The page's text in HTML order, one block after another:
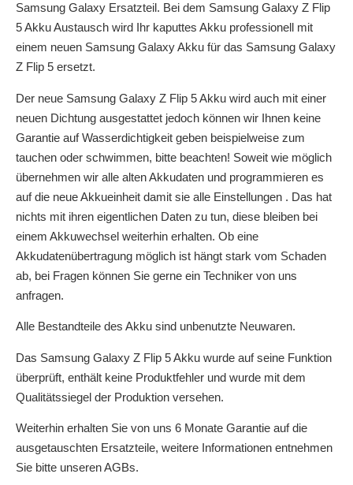
Samsung Galaxy Ersatzteil. Bei dem Samsung Galaxy Z Flip
5 Akku Austausch wird Ihr kaputtes Akku professionell mit
einem neuen Samsung Galaxy Akku für das Samsung Galaxy
Z Flip 5 ersetzt.
Der neue Samsung Galaxy Z Flip 5 Akku wird auch mit einer
neuen Dichtung ausgestattet jedoch können wir Ihnen keine
Garantie auf Wasserdichtigkeit geben beispielweise zum
tauchen oder schwimmen, bitte beachten! Soweit wie möglich
übernehmen wir alle alten Akkudaten und programmieren es
auf die neue Akkueinheit damit sie alle Einstellungen . Das hat
nichts mit ihren eigentlichen Daten zu tun, diese bleiben bei
einem Akkuwechsel weiterhin erhalten. Ob eine
Akkudatenübertragung möglich ist hängt stark vom Schaden
ab, bei Fragen können Sie gerne ein Techniker von uns
anfragen.
Alle Bestandteile des Akku sind unbenutzte Neuwaren.
Das Samsung Galaxy Z Flip 5 Akku wurde auf seine Funktion
überprüft, enthält keine Produktfehler und wurde mit dem
Qualitätssiegel der Produktion versehen.
Weiterhin erhalten Sie von uns 6 Monate Garantie auf die
ausgetauschten Ersatzteile, weitere Informationen entnehmen
Sie bitte unseren AGBs.